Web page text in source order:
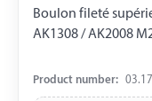
Boulon fileté
AK1308 / AK2008
Product number: